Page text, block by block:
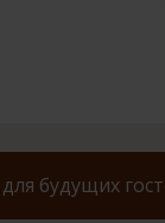
будущих